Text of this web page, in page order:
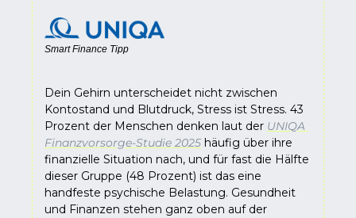
Smart Finance Tipp
Dein Gehirn unterscheidet nicht zwischen
Kontostand und Blutdruck, Stress ist Stress. 43
Prozent der Menschen denken laut der UNIQA
Finanzvorsorge-Studie 2025 häufig über ihre
finanzielle Situation nach, und für fast die Hälfte
dieser Gruppe (48 Prozent) ist das eine
handfeste psychische Belastung. Gesundheit
und Finanzen stehen ganz oben auf der